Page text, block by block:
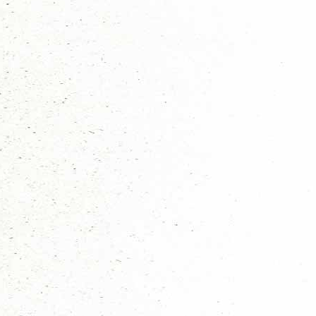
De voorinschrijving voor de RSW is weer geopend
verwacht tijdens de RSW. De patrouille/ronde
Datum:
(12), 13 en 14 mei
Locatie:
Scoutcentrum Rotterdam
Laatste afstemming voor de RSW zal op woensdag 19 april zijn, tijdens
RSW Organisatie
Lillianne Grootens (de Mohicanen)
Nieuws categoriën